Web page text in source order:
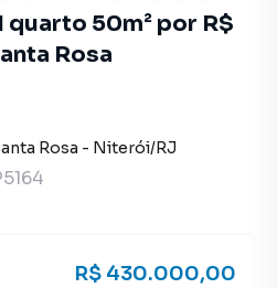
quarto 50m² por R$
Rosa
Rosa - Niterói/RJ
R$ 430.000,00